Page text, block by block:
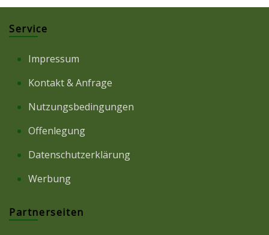
Service
Impressum
Kontakt & Anfrage
Nutzungsbedingungen
Offenlegung
Datenschutzerklärung
Werbung
Partnerseiten